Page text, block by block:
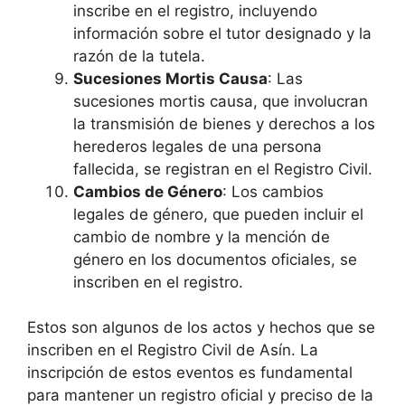
inscribe en el registro, incluyendo
información sobre el tutor designado y la
razón de la tutela.
Sucesiones Mortis Causa: Las
sucesiones mortis causa, que involucran
la transmisión de bienes y derechos a los
herederos legales de una persona
fallecida, se registran en el Registro Civil.
Cambios de Género: Los cambios
legales de género, que pueden incluir el
cambio de nombre y la mención de
género en los documentos oficiales, se
inscriben en el registro.
Estos son algunos de los actos y hechos que se
inscriben en el Registro Civil de Asín. La
inscripción de estos eventos es fundamental
para mantener un registro oficial y preciso de la